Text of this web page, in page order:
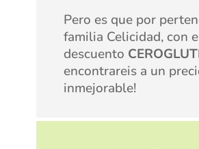
Pero es que por
familia Celicidad, con
descuento
encontrareis a un
inmejorable!